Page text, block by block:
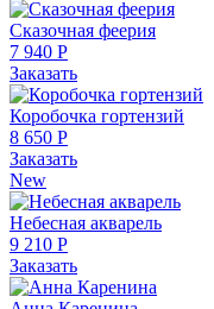
Сказочная феерия
7 940 Р
Заказать
Коробочка гортензий
8 650 Р
Заказать
New
Небесная акварель
9 210 Р
Заказать